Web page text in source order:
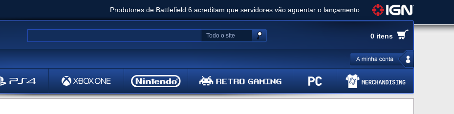
Produtores de Battlefield 6 acreditam que servidores vão aguentar o lançamento
Clair Obscur: Expedition 33 já vendeu 5 milhões de cópias e vai receber novo conteúdo
Ghost of Yotei - Análise
Metal Gear Solid Delta: Snake Eater - Análise
Bethesda anuncia livestream para o Fallout Day
0 itens
Todo o site